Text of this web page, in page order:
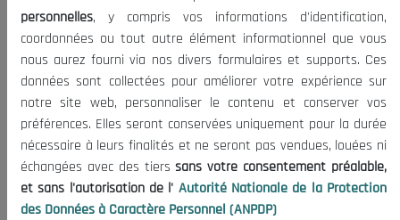
Date de publication: 03/04/2021 | Tags:
Coopérations
Ministère des Finances
N_MODA Enfants UNICEF | Visites: 2163
Le Conseil National économique, Social et Environnemental – CNESE,
organise en collaboration avec le ministère de la culture et des arts,
un forum sur l’économie de la culture , le 03 avril 2021 au centre
internationale des conférences .
Le programme
Le Rapport Final
personnelles, y compris vos informations d'identification,
coordonnées ou tout autre élément informationnel que vous
nous aurez fourni via nos divers formulaires et supports. Ces
données sont collectées pour améliorer votre expérience sur
notre site web, personnaliser le contenu et conserver vos
préférences. Elles seront conservées uniquement pour la durée
nécessaire à leurs finalités et ne seront pas vendues, louées ni
échangées avec des tierssans votre consentement préalable,
et sans l'autorisation de l' Autorité Nationale de la Protection
des Données à Caractère Personnel (ANPDP)